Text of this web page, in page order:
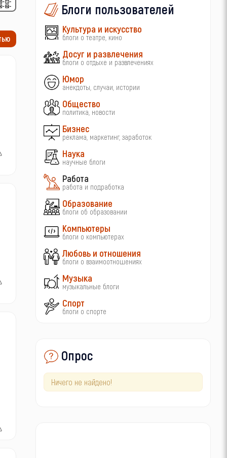
Блоги пользователей
Культура и искусство
блоги о театре, кино
Досуг и развлечения
блоги о отдыхе и развлечениях
Юмор
анекдоты, случаи, истории
Общество
политика, новости
Бизнес
реклама, маркетинг, заработок
Наука
научные блоги
Работа
работа и подработка
Образование
блоги об образовании
Компьютеры
блоги о компьютерах
Любовь и отношения
блоги о взаимоотношениях
Музыка
музыкальные блоги
Спорт
блоги о спорте
Опрос
Ничего не найдено!